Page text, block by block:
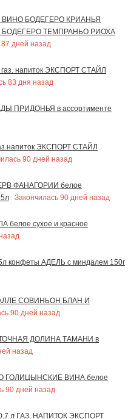
ВИНО БОДЕГЕРО КРИАНЬЯ
БОДЕГЕРО ТЕМПРАНЬО РИОХА
87 дней назад
напиток ЭКСПОРТ СТАЙЛ
83 дня назад
ПРИДОНЬЯ в ассортименте
ЭКСПОРТ СТАЙЛ
90 дней назад
ФАНАГОРИИ белое
Закончилась 90 дней назад
белое сухое и красное
конфеты АДЕЛЬ с миндалем 150г
СОВИНЬОН БЛАН И
90 дней назад
ДОЛИНА ТАМАНИ в
назад
ГОЛИЦЫНСКИЕ ВИНА белое
90 дней назад
л ГАЗ. НАПИТОК ЭКСПОРТ